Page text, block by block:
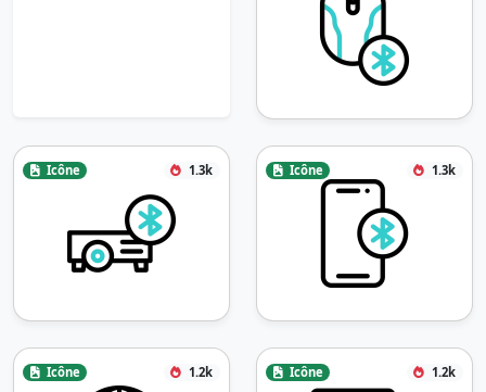
Icône 1.3k Icône 1.3k
Icône 1.2k Icône 1.2k